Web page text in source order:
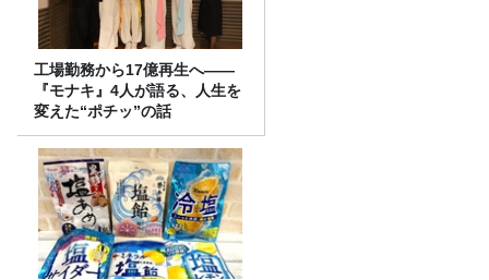
工場勤務から17億再生へ——
『モナキ』4人が語る、人生を
変えた“ポチッ”の話